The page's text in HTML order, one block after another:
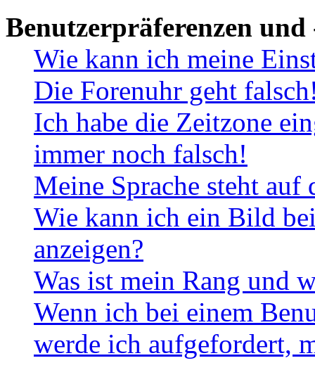
Benutzerpräferenzen und
Wie kann ich meine
Die Forenuhr geht
Ich habe die Zeitzone
immer noch falsch!
Meine Sprache steht
Wie kann ich ein Bild
anzeigen?
Was ist mein Rang und
Wenn ich bei einem
werde ich aufgefordert,